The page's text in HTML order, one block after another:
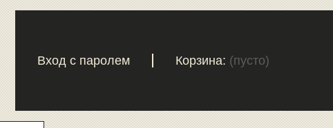
Вход с паролем Корзина: (пусто)